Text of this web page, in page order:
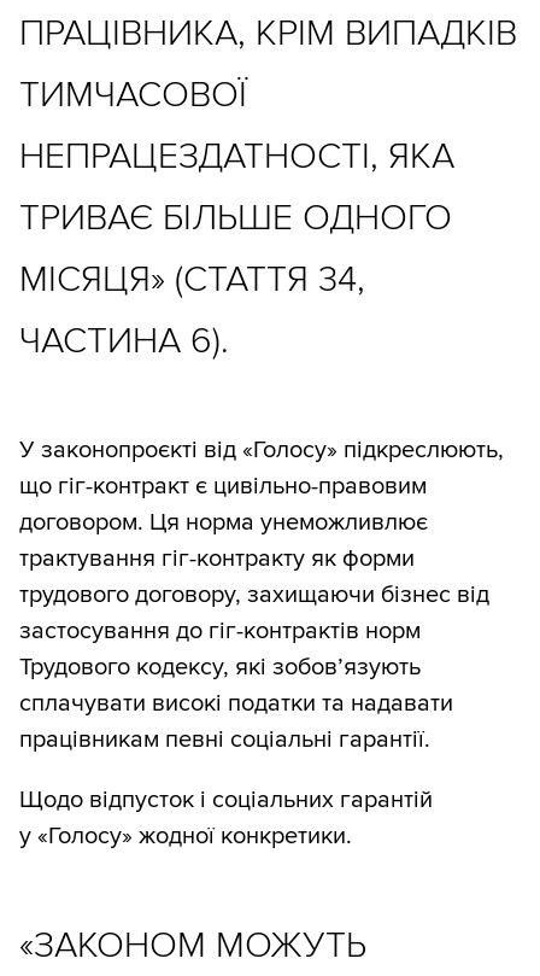
ПРАЦІВНИКА, КРІМ ВИПАДКІВ
ТИМЧАСОВОЇ
НЕПРАЦЕЗДАТНОСТІ, ЯКА
ТРИВАЄ БІЛЬШЕ ОДНОГО
МІСЯЦЯ» (СТАТТЯ 34,
ЧАСТИНА 6).
У законопроєкті від «Голосу» підкреслюють,
що гіг-контракт є цивільно-правовим
договором. Ця норма унеможливлює
трактування гіг-контракту як форми
трудового договору, захищаючи бізнес від
застосування до гіг-контрактів норм
Трудового кодексу, які зобов’язують
сплачувати високі податки та надавати
працівникам певні соціальні гарантії.
Щодо відпусток і соціальних гарантій
у «Голосу» жодної конкретики.
«ЗАКОНОМ МОЖУТЬ